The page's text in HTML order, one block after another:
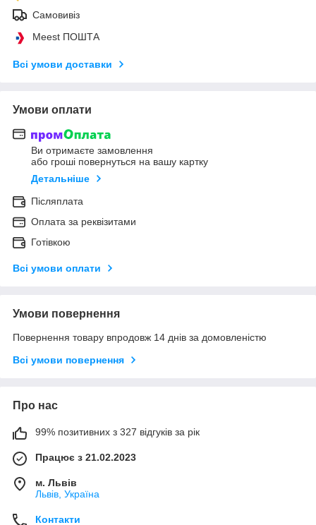
Самовивіз
Meest ПОШТА
Всі умови доставки
Умови оплати
Ви отримаєте замовлення
або гроші повернуться на вашу картку
Детальніше
Післяплата
Оплата за реквізитами
Готівкою
Всі умови оплати
Умови повернення
Повернення товару впродовж 14 днів за домовленістю
Всі умови повернення
Про нас
99% позитивних з 327 відгуків за рік
Працює з 21.02.2023
м. Львів
Львів, Україна
Контакти